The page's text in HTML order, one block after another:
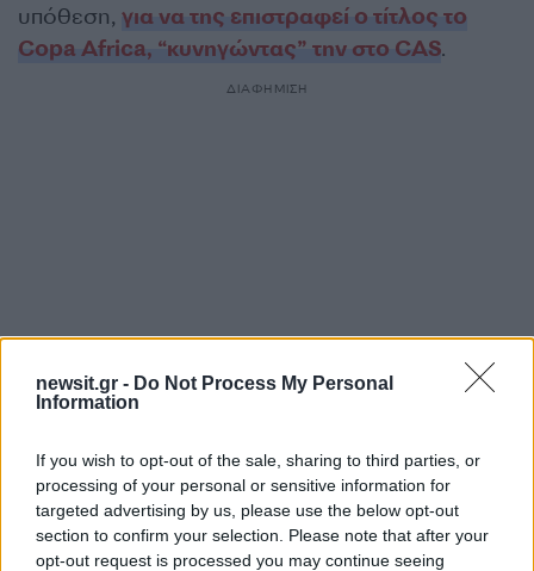
newsit.gr - Do Not Process My Personal
Information
If you wish to opt-out of the sale, sharing to third parties, or
processing of your personal or sensitive information for
targeted advertising by us, please use the below opt-out
section to confirm your selection. Please note that after your
opt-out request is processed you may continue seeing
υπόθεση, για να της επιστραφεί ο τίτλος το
Copa Africa, “κυνηγώντας” την στο CAS.
ΔΙΑΦΗΜΙΣΗ
Αν τα χάσατε